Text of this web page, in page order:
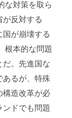
な対策を取ら
が反対する
国が崩壊する
根本的な問題
だ。先進国な
あるが、特殊
構造改革が必
ンドでも問題